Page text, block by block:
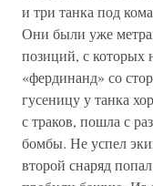
и три танка под
Они были уже
позиций, с которых
«фердинанд» со
гусеницу у танка
с траков, пошла с
бомбы. Не успел
второй снаряд